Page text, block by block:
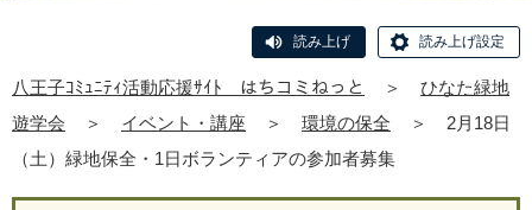
読み上げ 読み上げ設定
八王子ｺﾐｭﾆﾃｨ活動応援ｻｲﾄ はちコミねっと ＞
ひなた緑地
遊学会
＞ イベント・講座 ＞ 環境の保全 ＞
2月18日
（土）緑地保全・1日ボランティアの参加者募集